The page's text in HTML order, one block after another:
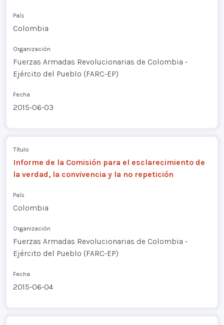
País
Colombia
Organización
Fuerzas Armadas Revolucionarias de Colombia -
Ejército del Pueblo (FARC-EP)
Fecha
2015-06-03
Título
Informe de la Comisión para el esclarecimiento de
la verdad, la convivencia y la no repetición
País
Colombia
Organización
Fuerzas Armadas Revolucionarias de Colombia -
Ejército del Pueblo (FARC-EP)
Fecha
2015-06-04